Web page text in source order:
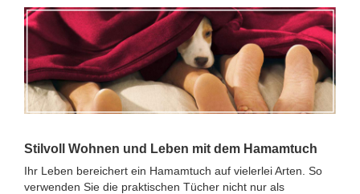
Stilvoll Wohnen und Leben mit dem Hamamtuch
Ihr Leben bereichert ein Hamamtuch auf vielerlei Arten. So
verwenden Sie die praktischen Tücher nicht nur als